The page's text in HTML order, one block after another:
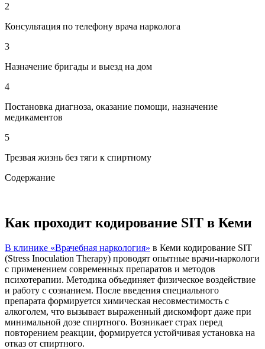
2
Консультация по телефону врача нарколога
3
Назначение бригады и выезд на дом
4
Постановка диагноза, оказание помощи, назначение
медикаментов
5
Трезвая жизнь без тяги к спиртному
Содержание
Как проходит кодирование SIT в Кеми
В клинике «Врачебная наркология» в Кеми кодирование SIT
(Stress Inoculation Therapy) проводят опытные врачи-наркологи
с применением современных препаратов и методов
психотерапии. Методика объединяет физическое воздействие
и работу с сознанием. После введения специального
препарата формируется химическая несовместимость с
алкоголем, что вызывает выраженный дискомфорт даже при
минимальной дозе спиртного. Возникает страх перед
повторением реакции, формируется устойчивая установка на
отказ от спиртного.